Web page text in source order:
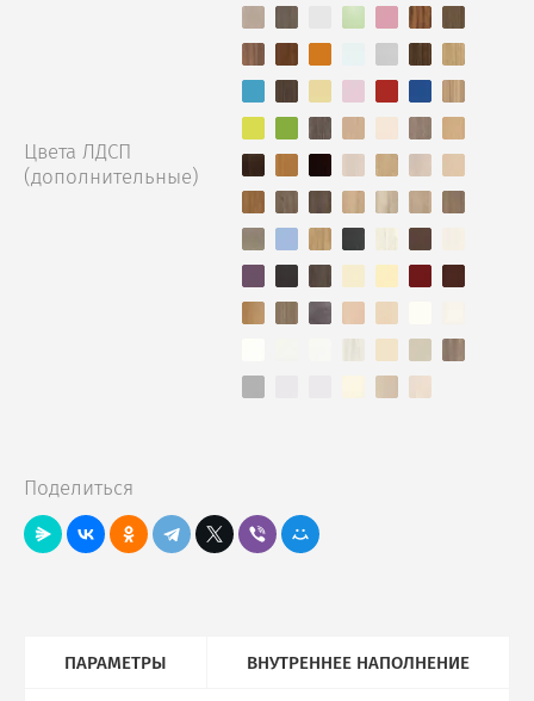
Цвета ЛДСП
(дополнительные)
Поделиться
ПАРАМЕТРЫ ВНУТРЕННЕЕ НАПОЛНЕНИЕ